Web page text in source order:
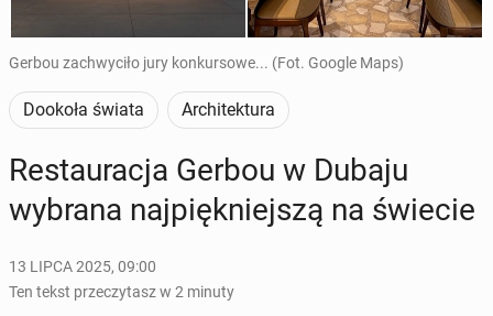
Gerbou zachwyciło jury konkursowe... (Fot. Google Maps)
Dookoła świata Architektura
Re­stau­ra­cja Gerbou w Dubaju
wybrana naj­pięk­niej­szą na świecie
13 LIPCA 2025, 09:00
Ten tekst przeczytasz w 2 minuty